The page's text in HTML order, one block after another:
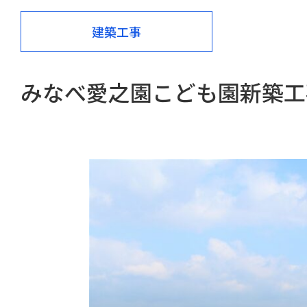
建築工事
みなべ愛之園こども園新築